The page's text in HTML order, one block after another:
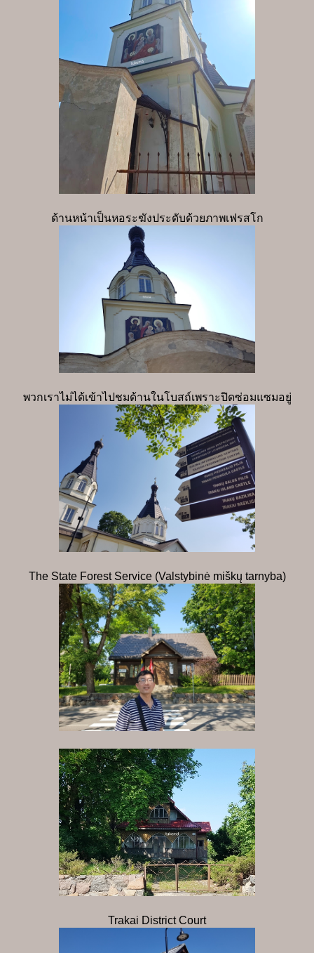
ด้านหน้าเป็นหอระฆังประดับด้วยภาพเฟรสโก
พวกเราไม่ได้เข้าไปชมด้านในโบสถ์เพราะปิดซ่อมแซมอยู่
The State Forest Service (Valstybinė miškų tarnyba)
Trakai District Court